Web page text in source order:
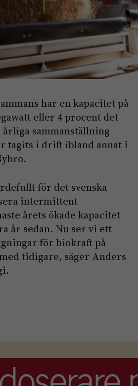
har en kapacitet på
eller 4 procent det
sammanställning
tagits i drift ibland annat i
för det svenska
intermittent
årets ökade kapacitet
år sedan. Nu ser vi ett
för biokraft på
tidigare, säger Anders